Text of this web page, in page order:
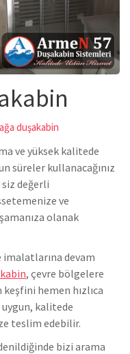
duşakabin
ve yüksek kalitede
süreler kullanacağınız
değerli
ve
olanak
imalatlarına devam
, çevre bölgelere
keşfini hemen hızlıca
kalitede
teslim edebilir.
bizi arama